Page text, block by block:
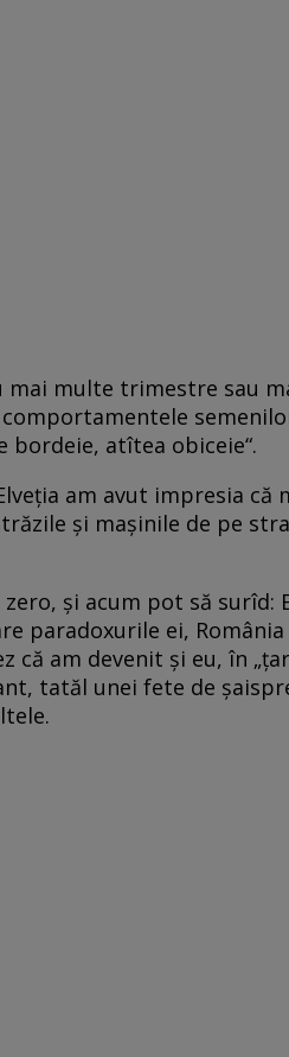
multe trimestre sau
bordeie, atîtea obiceie“.
am avut impresia că
şi maşinile de pe
şi acum pot să surîd:
paradoxurile ei,
că am devenit şi eu, în
tatăl unei fete de